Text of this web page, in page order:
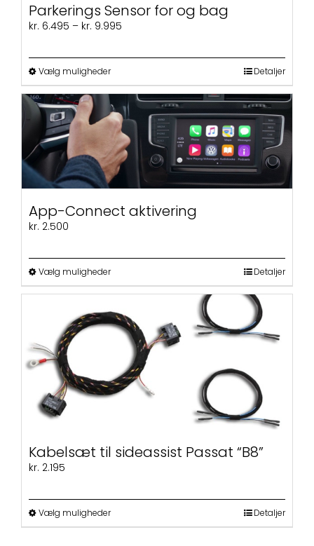
Parkerings Sensor for og bag
kr. 6.495 – kr. 9.995
Vælg mulighederDette
vare
flere
varianter.
Mulighederne
kan
vælges
på
Detaljer
App-Connect aktivering
kr. 2.500
Vælg mulighederDette
vare
flere
varianter.
Mulighederne
vælges
på
varesiden
Detaljer
Kabelsæt til sideassist Passat “B8”
kr. 2.195
Vælg mulighederDette
vare
Detaljer